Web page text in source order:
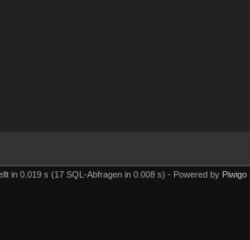
in 0.019 s (17 SQL-Abfragen in 0.008 s) - Powered by Piwigo